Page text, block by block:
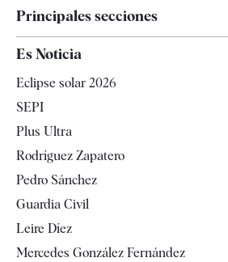
Principales secciones
España
Internacional
Tendencias
Es Noticia
Eclipse solar 2026
SEPI
Plus Ultra
Rodríguez Zapatero
Pedro Sánchez
Guardia Civil
Leire Díez
Mercedes González Fernández